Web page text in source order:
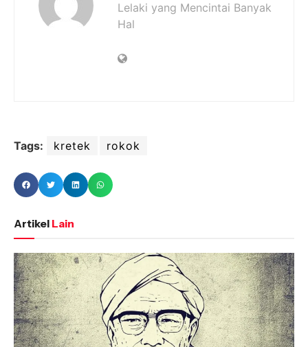
Lelaki yang Mencintai Banyak
Hal
Tags: kretek rokok
Artikel Lain